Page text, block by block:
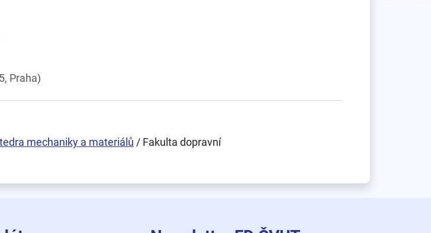
Praha)
mechaniky a materiálů / Fakulta dopravní